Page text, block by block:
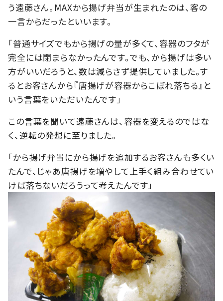
う遠藤さん。MAXから揚げ弁当が生まれたのは、客の
一言からだったといいます。
「普通サイズでもから揚げの量が多くて、容器のフタが
完全には閉まらなかったんです。でも、から揚げは多い
方がいいだろうと、数は減らさず提供していました。す
るとお客さんから『唐揚げが容器からこぼれ落ちる』と
いう言葉をいただいたんです」
この言葉を聞いて遠藤さんは、容器を変えるのではな
く、逆転の発想に至りました。
「から揚げ弁当にから揚げを追加するお客さんも多くい
たんで、じゃあ唐揚げを増やして上手く組み合わせてい
けば落ちないだろうって考えたんです」